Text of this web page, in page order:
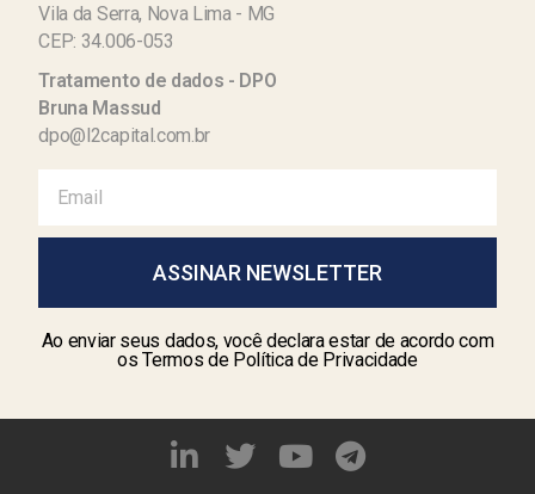
Vila da Serra, Nova Lima - MG
CEP: 34.006-053
Tratamento de dados - DPO
Bruna Massud
dpo@l2capital.com.br
ASSINAR NEWSLETTER
Ao enviar seus dados, você declara estar de acordo com
os Termos de Política de Privacidade